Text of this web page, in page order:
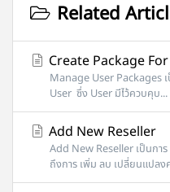
Related
Create Package
Manage User Packages
User ซึ่ง User มีไว้ควบคุบ...
Add New Reseller
Add New Reseller เป็นกา
ถึงการ เพิ่ม ลบ เปลี่ยนแปลง